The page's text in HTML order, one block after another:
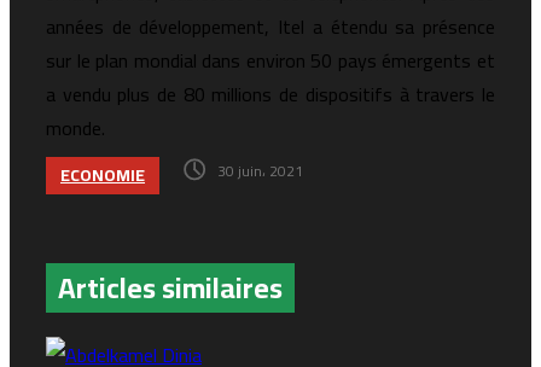
années de développement, Itel a étendu sa présence
sur le plan mondial dans environ 50 pays émergents et
a vendu plus de 80 millions de dispositifs à travers le
monde.
ECONOMIE 30 juin، 2021
Articles similaires